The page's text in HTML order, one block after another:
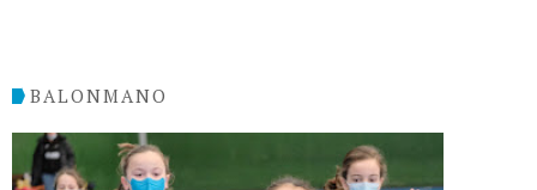
BALONMANO